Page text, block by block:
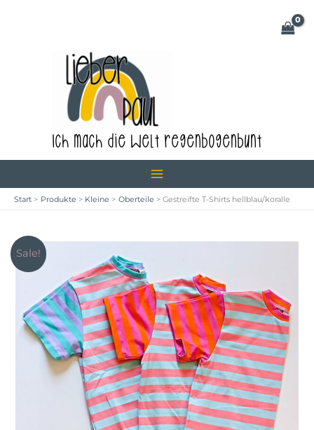
Ich mach die Welt regenbogenbunt
Start Produkte Kleine Oberteile Gestreifte T-Shirts hellblau/koralle
Sale!